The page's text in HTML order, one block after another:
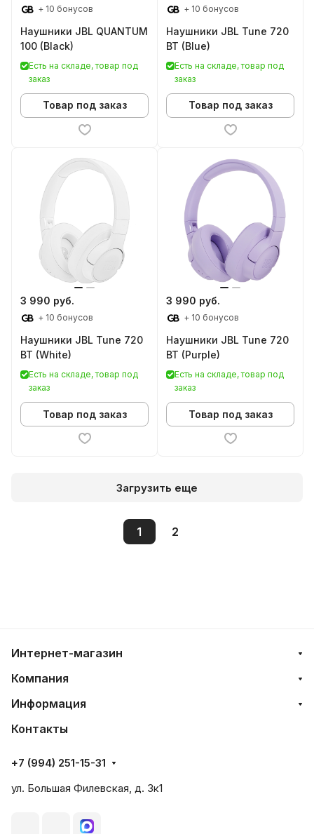
+ 10 бонусов
Наушники JBL QUANTUM
100 (Black)
Есть на складе, товар под
заказ
Товар под заказ
+ 10 бонусов
Наушники JBL Tune 720
BT (Blue)
Есть на складе, товар под
заказ
Товар под заказ
3 990 руб.
+ 10 бонусов
Наушники JBL Tune 720
BT (White)
Есть на складе, товар под
заказ
Товар под заказ
3 990 руб.
+ 10 бонусов
Наушники JBL Tune 720
BT (Purple)
Есть на складе, товар под
заказ
Товар под заказ
Загрузить еще
1 2
Интернет-магазин
Компания
Информация
Контакты
+7 (994) 251-15-31
ул. Большая Филевская, д. 3к1